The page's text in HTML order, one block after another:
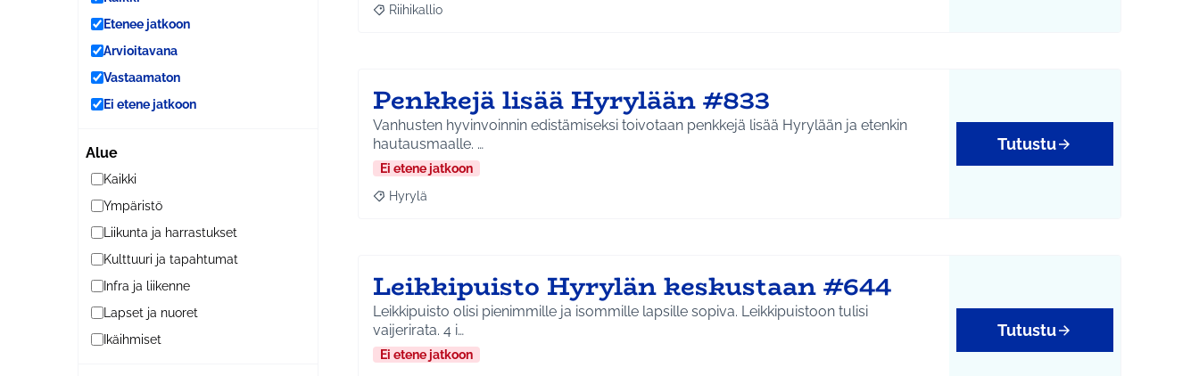
Etenee jatkoon
Arvioitavana
Vastaamaton
Ei etene jatkoon
Alue
Kaikki
Ympäristö
Liikunta ja harrastukset
Kulttuuri ja tapahtumat
Infra ja liikenne
Lapset ja nuoret
Ikäihmiset
Rajaa tulokset aihepiirin mukaan: Riihikallio
Riihikallio
Penkkejä lisää Hyrylään #833
Vanhusten hyvinvoinnin edistämiseksi toivotaan penkkejä lisää Hyrylään ja etenkin
hautausmaalle. …
Ei etene jatkoon
Rajaa tulokset aihepiirin mukaan: Hyrylä
Hyrylä
Tutustu
Leikkipuisto Hyrylän keskustaan #644
Leikkipuisto olisi pienimmille ja isommille lapsille sopiva. Leikkipuistoon tulisi
vaijerirata. 4 i…
Ei etene jatkoon
Tutustu